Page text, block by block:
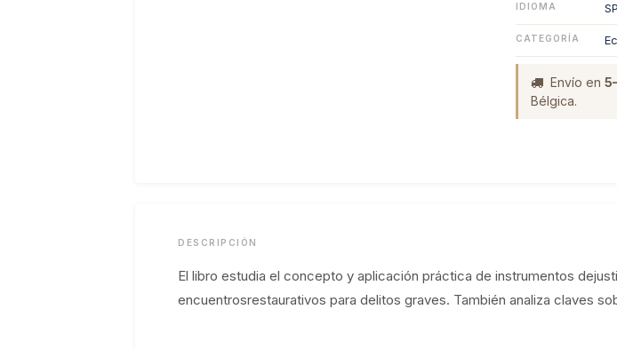
IDIOMA
CATEGORÍA
Envío en
Bélgica.
DESCRIPCIÓN
El libro estudia el concepto y aplicación práctica de instrumentos
encuentrosrestaurativos para delitos graves. También analiza claves